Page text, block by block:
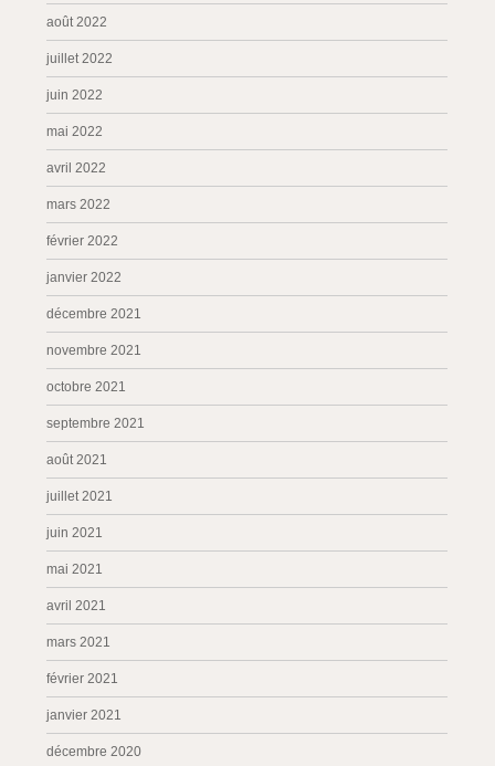
août 2022
juillet 2022
juin 2022
mai 2022
avril 2022
mars 2022
février 2022
janvier 2022
décembre 2021
novembre 2021
octobre 2021
septembre 2021
août 2021
juillet 2021
juin 2021
mai 2021
avril 2021
mars 2021
février 2021
janvier 2021
décembre 2020